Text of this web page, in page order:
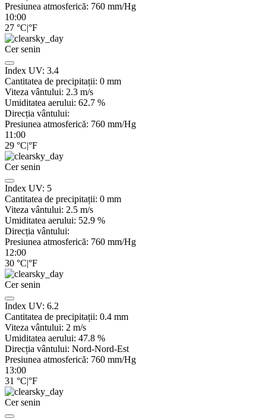
Presiunea atmosferică: 760 mm/Hg
10:00
27 °C|°F
Cer senin
Index UV: 3.4
Cantitatea de precipitații: 0 mm
Viteza vântului: 2.3 m/s
Umiditatea aerului: 62.7 %
Direcția vântului:
Presiunea atmosferică: 760 mm/Hg
11:00
29 °C|°F
Cer senin
Index UV: 5
Cantitatea de precipitații: 0 mm
Viteza vântului: 2.5 m/s
Umiditatea aerului: 52.9 %
Direcția vântului:
Presiunea atmosferică: 760 mm/Hg
12:00
30 °C|°F
Cer senin
Index UV: 6.2
Cantitatea de precipitații: 0.4 mm
Viteza vântului: 2 m/s
Umiditatea aerului: 47.8 %
Direcția vântului: Nord-Nord-Est
Presiunea atmosferică: 760 mm/Hg
13:00
31 °C|°F
Cer senin